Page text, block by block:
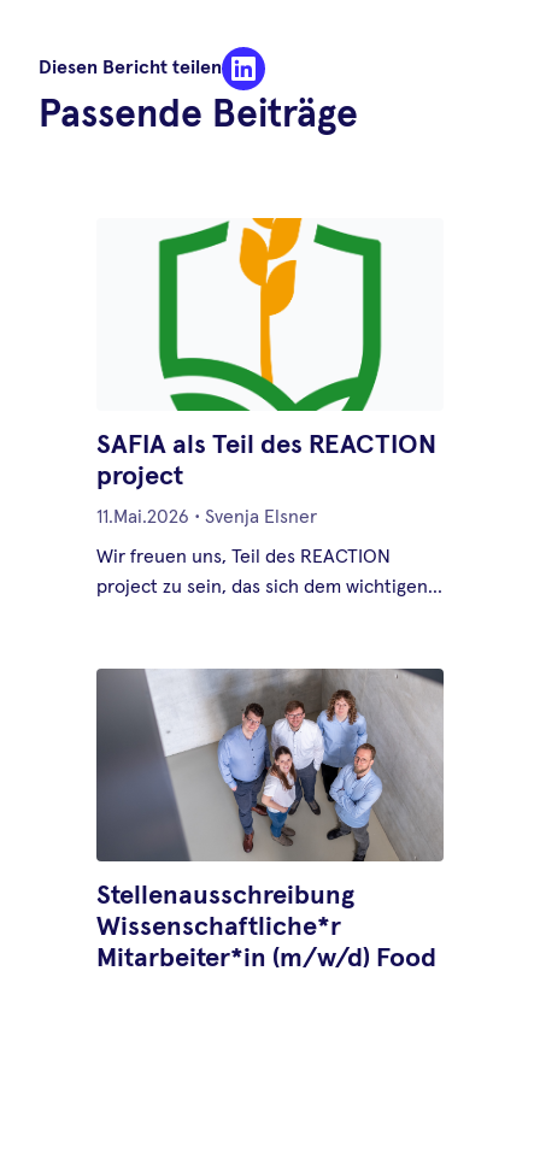
Diesen Bericht teilen
Passende Beiträge
SAFIA als Teil des REACTION
project
11.Mai.2026 • Svenja Elsner
Wir freuen uns, Teil des REACTION
project zu sein, das sich dem wichtigen
Stellenausschreibung
Wissenschaftliche*r
Mitarbeiter*in (m/w/d) Food